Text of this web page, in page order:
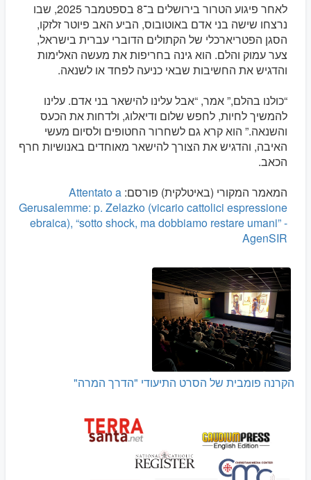
לאחר פיגוע הטרור בירושלים ב־8 בספטמבר 2025, שבו
נרצחו שישה בני אדם באוטובוס, הביע האב פיוטר זלזקו,
הסגן הפטריארכלי של הקתולים הדוברי עברית בישראל,
צער עמוק והלם. הוא גינה בחריפות את מעשה האלימות
והדגיש את החשיבות שבאי כניעה לפחד או לשנאה.
“כולנו בהלם,” אמר, “אבל עלינו להישאר בני אדם. עלינו
להמשיך לחיות, לחפש שלום ודיאלוג, ולדחות את הכעס
והשנאה.” הוא קרא גם לשחרור החטופים ולסיום מעשי
האיבה, והדגיש את הצורך להישאר מאוחדים באנושיות חרף
הכאב.
המאמר המקורי (באיטלקית) פורסם: Attentato a
Gerusalemme: p. Zelazko (vicario cattolici espressione
ebraica), “sotto shock, ma dobbiamo restare umani” -
AgenSIR
הקרנה פומבית של הסרט התיעודי "הדרך המרה"